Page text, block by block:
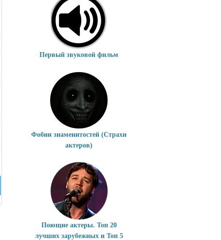
Первый звуковой фильм
Фобии знаменитостей (Страхи
актеров)
Поющие актеры. Топ 20
лучших зарубежных и Топ 5